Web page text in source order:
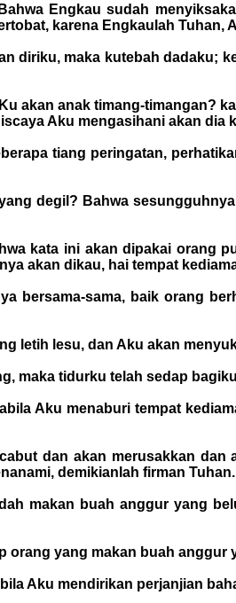
Engkau sudah
karena Engkaulah Tuhan,
diriku, maka kutebah dadaku;
akan anak timang-timangan?
Aku mengasihani akan dia
tiang peringatan,
degil? Bahwa
kata ini akan dipakai orang
akan dikau, hai tempat
bersama-sama, baik orang
letih lesu, dan Aku akan
maka tidurku telah sedap
Aku menaburi tempat
dan akan merusakkan dan
demikianlah firman Tuhan.
makan buah anggur yang
yang makan buah
Aku mendirikan perjanjian